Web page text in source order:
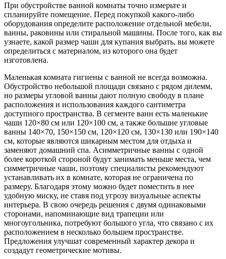
При обустройстве ванной комнаты точно измерьте и
спланируйте помещение. Перед покупкой какого-либо
оборудования определите расположение отдельной мебели,
ванны, раковины или стиральной машины. После того, как вы
узнаете, какой размер чаши для купания выбрать, вы можете
определиться с материалом, из которого она будет
изготовлена.
Маленькая комната гигиены с ванной не всегда возможна.
Обустройство небольшой площади связано с рядом дилемм,
но размеры угловой ванны дают полную свободу в плане
расположения и использования каждого сантиметра
доступного пространства. В сегменте ванн есть маленькие
чаши 120×80 см или 120×100 см, а также большие угловые
ванны 140×70, 150×150 см, 120×120 см, 130×130 или 190×140
см, которые являются шикарным местом для отдыха и
заменяют домашний спа. Асимметричные ванны с одной
более короткой стороной будут занимать меньше места, чем
симметричные чаши, поэтому специалисты рекомендуют
устанавливать их в комнате, которая не ограничена по
размеру. Благодаря этому можно будет поместить в нее
удобную миску, не ставя под угрозу визуальные аспекты
интерьера. В свою очередь решения с двумя одинаковыми
сторонами, напоминающие вид трапеции или
многоугольника, потребуют большого угла, что связано с их
расположением в несколько большем пространстве.
Предложения улучшат современный характер декора и
создадут геометрические мотивы.